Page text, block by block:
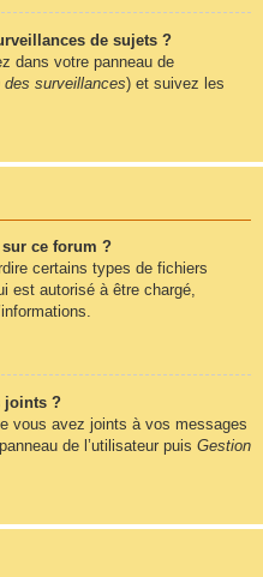
de sujets ?
dans votre panneau de
surveillances) et suivez les
ce forum ?
certains types de fichiers
est autorisé à être chargé,
joints ?
vous avez joints à vos messages
de l’utilisateur puis Gestion